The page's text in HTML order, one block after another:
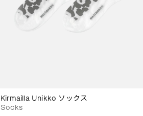
Kirmailla Unikko ソックス
Socks